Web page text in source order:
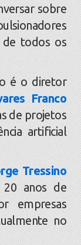
sobre
de todos os
é o diretor
Franco
de projetos
artificial
Tressino
anos de
empresas
no